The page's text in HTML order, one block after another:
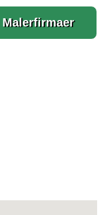
Malerfirmaer